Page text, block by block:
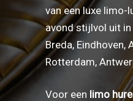
van een luxe limo-
avond stijlvol uit
Breda, Eindhoven,
Rotterdam,
Voor een limo